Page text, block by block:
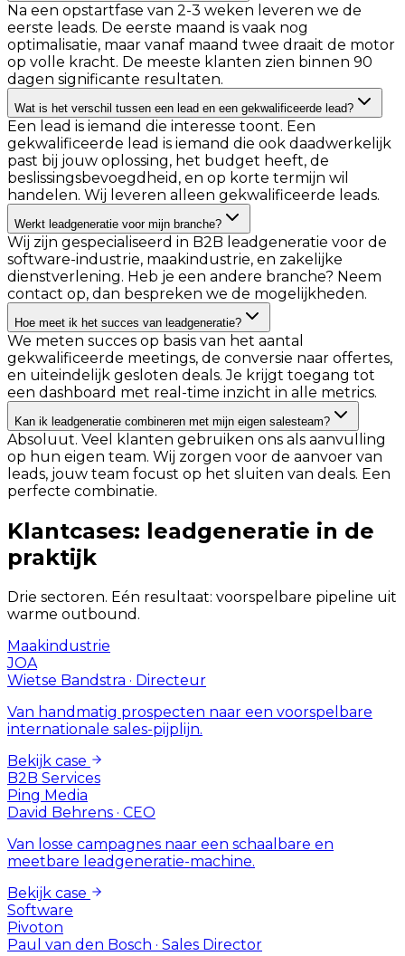
Na een opstartfase van 2-3 weken leveren we de
eerste leads. De eerste maand is vaak nog
optimalisatie, maar vanaf maand twee draait de motor
op volle kracht. De meeste klanten zien binnen 90
dagen significante resultaten.
Wat is het verschil tussen een lead en een gekwalificeerde lead?
Een lead is iemand die interesse toont. Een
gekwalificeerde lead is iemand die ook daadwerkelijk
past bij jouw oplossing, het budget heeft, de
beslissingsbevoegdheid, en op korte termijn wil
handelen. Wij leveren alleen gekwalificeerde leads.
Werkt leadgeneratie voor mijn branche?
Wij zijn gespecialiseerd in B2B leadgeneratie voor de
software-industrie, maakindustrie, en zakelijke
dienstverlening. Heb je een andere branche? Neem
contact op, dan bespreken we de mogelijkheden.
Hoe meet ik het succes van leadgeneratie?
We meten succes op basis van het aantal
gekwalificeerde meetings, de conversie naar offertes,
en uiteindelijk gesloten deals. Je krijgt toegang tot
een dashboard met real-time inzicht in alle metrics.
Kan ik leadgeneratie combineren met mijn eigen salesteam?
Absoluut. Veel klanten gebruiken ons als aanvulling
op hun eigen team. Wij zorgen voor de aanvoer van
leads, jouw team focust op het sluiten van deals. Een
perfecte combinatie.
Klantcases: leadgeneratie in de
praktijk
Drie sectoren. Eén resultaat: voorspelbare pipeline uit
warme outbound.
Maakindustrie
JOA
Wietse Bandstra · Directeur
Van handmatig prospecten naar een voorspelbare
internationale sales-pijplijn.
Bekijk case
B2B Services
Ping Media
David Behrens · CEO
Van losse campagnes naar een schaalbare en
meetbare leadgeneratie-machine.
Bekijk case
Software
Pivoton
Paul van den Bosch · Sales Director